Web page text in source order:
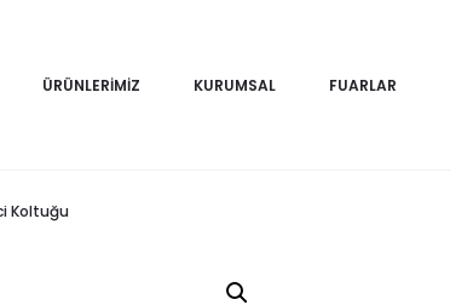
ÜRÜNLERIMIZ KURUMSAL FUARLAR
Koltuğu